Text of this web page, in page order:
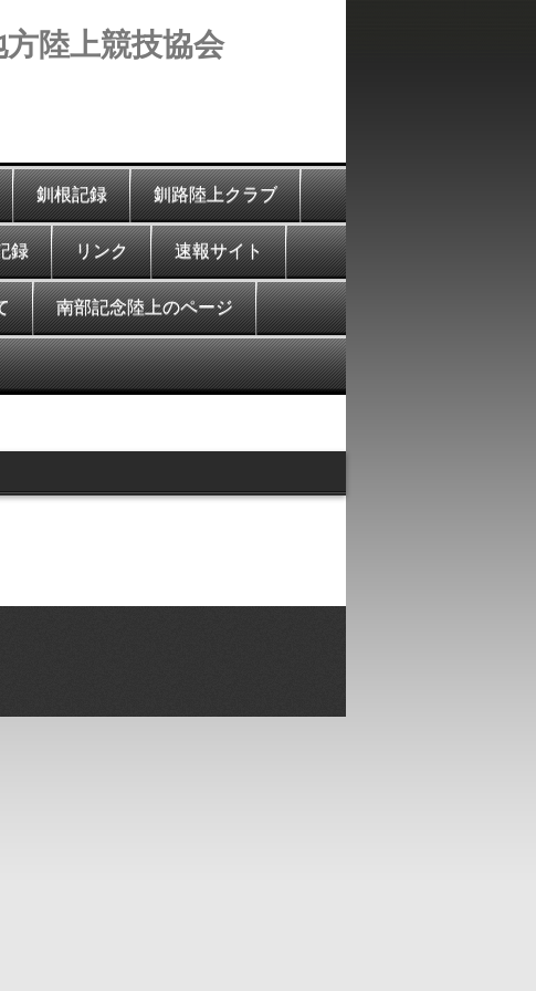
陸上競技協会
釧根記録 釧路陸上クラブ
録 リンク 速報サイト
南部記念陸上のページ